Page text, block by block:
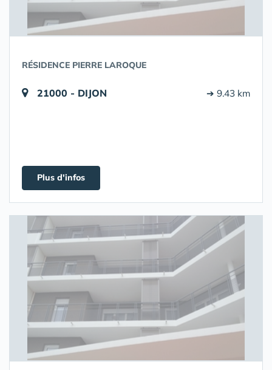
RÉSIDENCE PIERRE LAROQUE
21000 - DIJON ➔ 9.43 km
Plus d'infos